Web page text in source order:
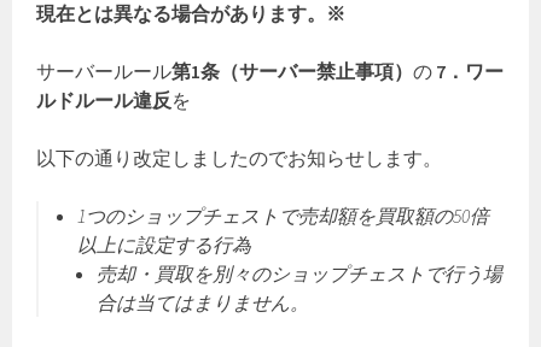
現在とは異なる場合があります。※
サーバールール第1条（サーバー禁止事項）の 7．ワー
ルドルール違反を
以下の通り改定しましたのでお知らせします。
1つのショップチェストで売却額を買取額の50倍
以上に設定する行為
売却・買取を別々のショップチェストで行う場
合は当てはまりません。